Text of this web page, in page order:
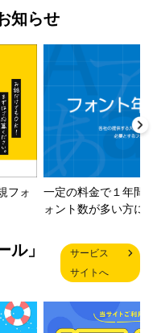
知らせ
フォ
一定の料金で１年間
ォント数が多い方に
ル」
サービス
サイトへ